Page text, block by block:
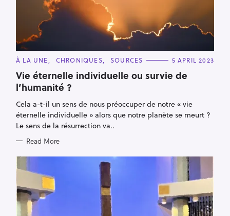
C
T
E
G
O
R
I
E
S
À LA UNE CHRONIQUES SOURCES 5 APRIL 2023
Vie éternelle individuelle ou survie de
l’humanité ?
Cela a-t-il un sens de nous préoccuper de notre « vie
éternelle individuelle » alors que notre planète se meurt ?
Le sens de la résurrection va..
Read More